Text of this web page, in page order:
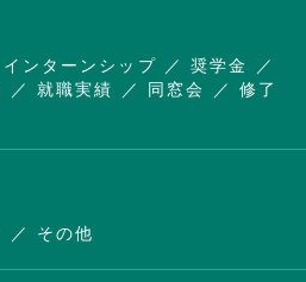
インターンシップ
奨学金
就職実績 同窓会
修了
その他